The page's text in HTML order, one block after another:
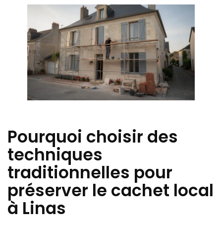
Pourquoi choisir des
techniques
traditionnelles pour
préserver le cachet local
à Linas